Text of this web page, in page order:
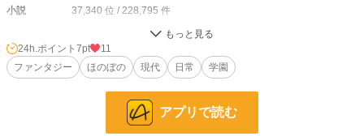
小説 37,340 位 / 228,795 件
5,927 位 / 53,318 件
お気に入り
24h.ポイント 7pt
11
ファンタジー
ほのぼの 現代 日常 学園
アプリで読む